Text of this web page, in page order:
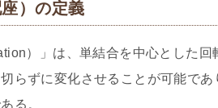
）の定義
）」は、単結合を中心とした
らずに変化させることが可能で
る。